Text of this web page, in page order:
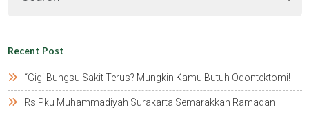
Recent Post
“gigi Bungsu Sakit Terus? Mungkin Kamu Butuh Odontektomi!
Rs Pku Muhammadiyah Surakarta Semarakkan Ramadan